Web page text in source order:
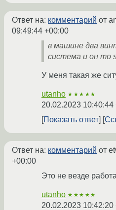
Ответ на: комментарий от
09:49:44 +00:00
в машине два
система и он то
У меня такая же
utanho ★★★★★
20.02.2023 10:40:44
Показать ответ
Ответ на: комментарий от
+00:00
Это не везде
utanho ★★★★★
20.02.2023 10:42:20